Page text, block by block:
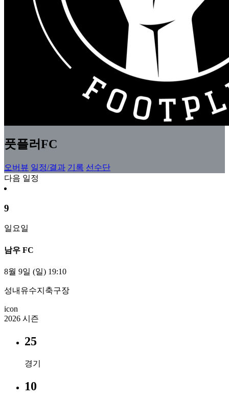
풋플러FC
오버뷰 일정/결과 기록 선수단
다음 일정
9
일요일
남우 FC
8월 9일 (일) 19:10
성내유수지축구장
icon
2026 시즌
25
경기
10